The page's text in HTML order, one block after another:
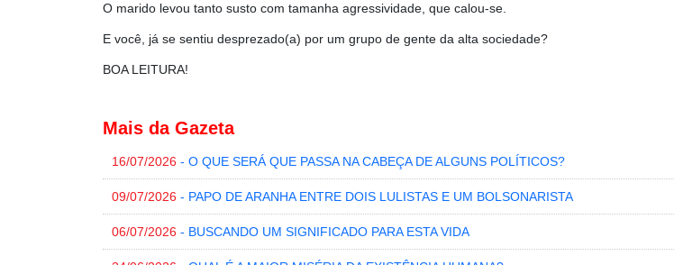
O marido levou tanto susto com tamanha agressividade, que calou-se.
E você, já se sentiu desprezado(a) por um grupo de gente da alta sociedade?
BOA LEITURA!
Mais da Gazeta
16/07/2026 - O QUE SERÁ QUE PASSA NA CABEÇA DE ALGUNS POLÍTICOS?
09/07/2026 - PAPO DE ARANHA ENTRE DOIS LULISTAS E UM BOLSONARISTA
06/07/2026 - BUSCANDO UM SIGNIFICADO PARA ESTA VIDA